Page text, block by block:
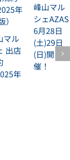
マル
出店
年
峰山マル
シェAZAS
6月28日
(土)29日
(日)開
催！